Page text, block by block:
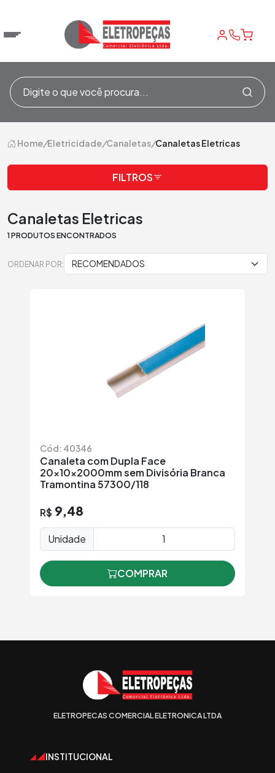
Home/Eletricidade/Canaletas/Canaletas Eletricas
FILTROS
Canaletas Eletricas
1 PRODUTOS ENCONTRADOS
ORDENAR POR:
Cód: 40346
Canaleta com Dupla Face
20x10x2000mm sem Divisória Branca
Tramontina 57300/118
R$ 9,48
Unidade
COMPRAR
ELETROPECAS COMERCIAL ELETRONICA LTDA
INSTITUCIONAL